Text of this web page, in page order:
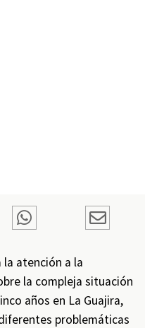
la atención a la
la compleja situación
años en La Guajira,
problemáticas